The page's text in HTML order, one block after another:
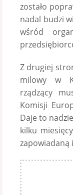
zostało
nadal budzi
wśród
Z drugiej
milowy w
rządzący
Komisji
Daje to
kilku
zapowiadaną